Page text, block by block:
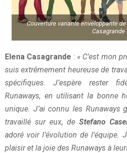
Couverture variante enveloppante
Casagrande
Elena Casagrande : « C’est mon
suis extrêmement heureuse de
spécifiques. J’espère rester
Runaways, en utilisant la bonne
unique. J’ai connu les Runaways
travaillé sur eux, de Stefano
adoré voir l’évolution de l’équipe.
plaisir et la joie des Runaways à